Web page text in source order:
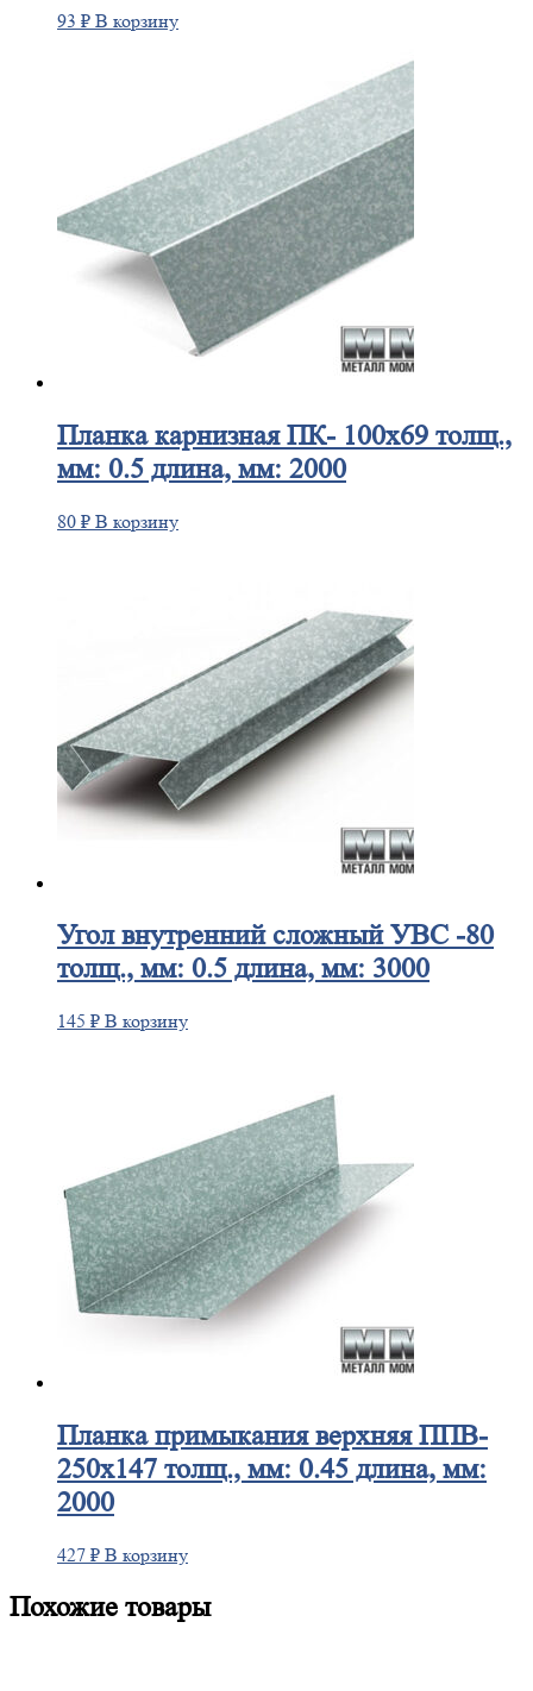
93 ₽ В корзину
Планкакарнизная ПК- 100х69 толщ.,
мм: 0.5 длина, мм: 2000
80 ₽ В корзину
Уголвнутренний сложный УВС -80
толщ., мм: 0.5 длина, мм: 3000
145 ₽ В корзину
Планкапримыкания верхняя ППВ-
250х147 толщ., мм: 0.45 длина, мм:
2000
427 ₽ В корзину
Похожие товары